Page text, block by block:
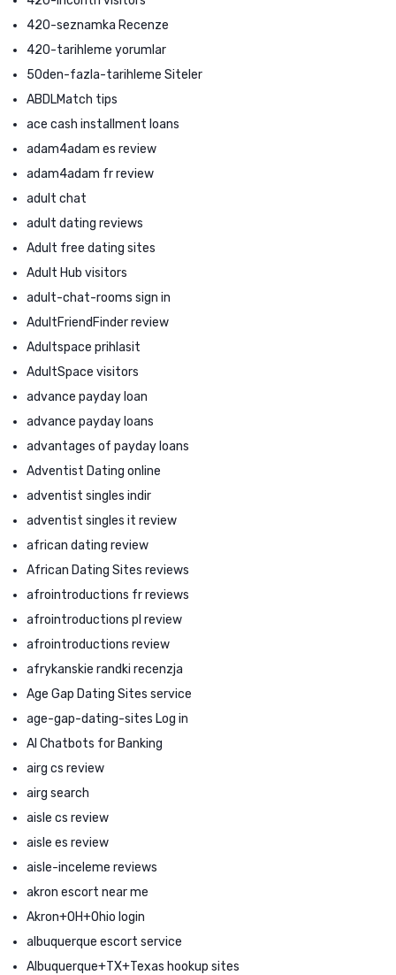
420-seznamka Recenze
420-tarihleme yorumlar
50den-fazla-tarihleme Siteler
ABDLMatch tips
ace cash installment loans
adam4adam es review
adam4adam fr review
adult chat
adult dating reviews
Adult free dating sites
Adult Hub visitors
adult-chat-rooms sign in
AdultFriendFinder review
Adultspace prihlasit
AdultSpace visitors
advance payday loan
advance payday loans
advantages of payday loans
Adventist Dating online
adventist singles indir
adventist singles it review
african dating review
African Dating Sites reviews
afrointroductions fr reviews
afrointroductions pl review
afrointroductions review
afrykanskie randki recenzja
Age Gap Dating Sites service
age-gap-dating-sites Log in
AI Chatbots for Banking
airg cs review
airg search
aisle cs review
aisle es review
aisle-inceleme reviews
akron escort near me
Akron+OH+Ohio login
albuquerque escort service
Albuquerque+TX+Texas hookup sites